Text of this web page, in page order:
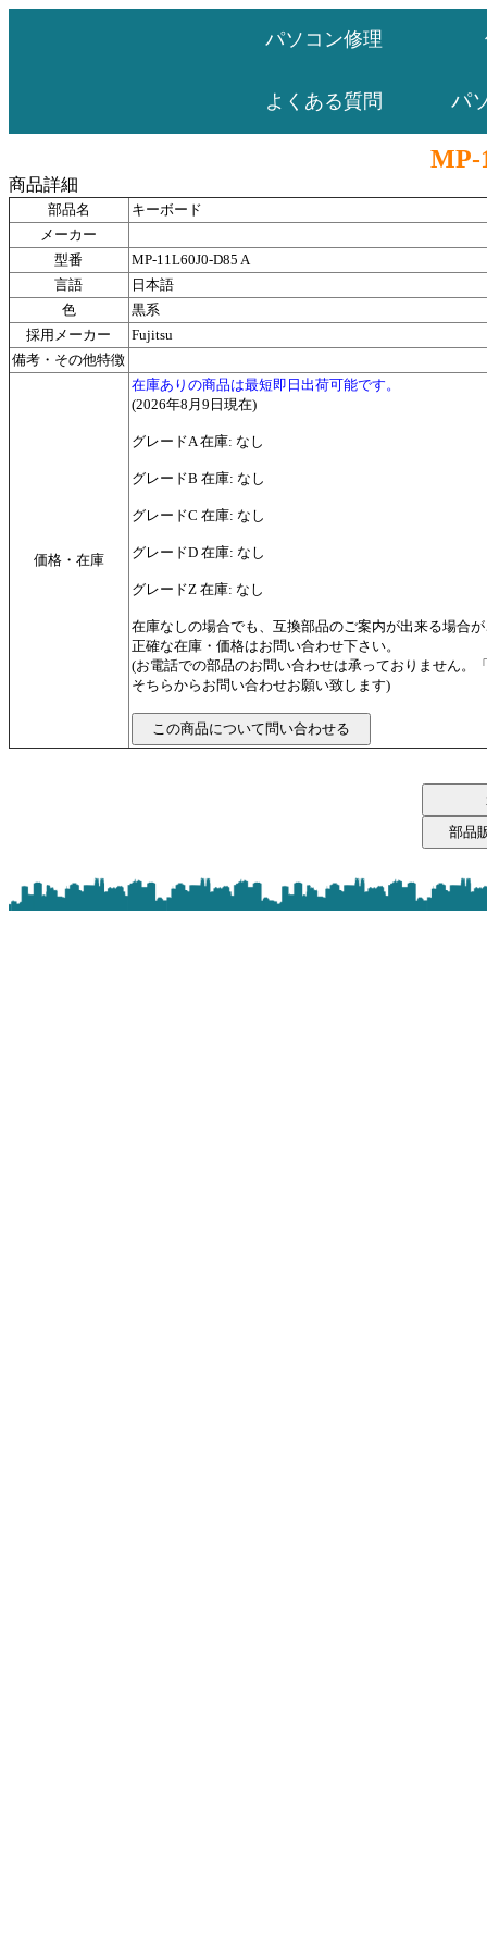
パソコン修理
よくある質問 パ
MP-
商品詳細
部品名
キーボード
メーカー
型番
MP-11L60J0-D85 A
言語
日本語
色
黒系
採用メーカー
Fujitsu
備考・その他特徴
価格・在庫
在庫ありの商品は最短即日出荷可能です。
(2026年8月9日現在)
グレードA 在庫: なし
グレードB 在庫: なし
グレードC 在庫: なし
グレードD 在庫: なし
グレードZ 在庫: なし
在庫なしの場合でも、互換部品のご案内が出来る場合
正確な在庫・価格はお問い合わせ下さい。
(お電話での部品のお問い合わせは承っておりません。
そちらからお問い合わせお願い致します)